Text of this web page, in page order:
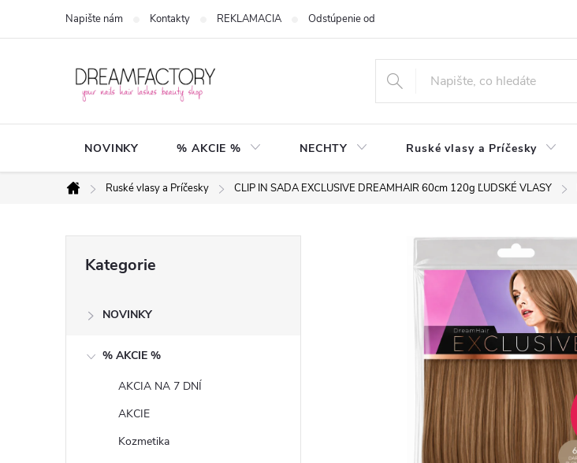
Napište nám Kontakty REKLAMACIA Odstúpenie od zmluvy
NOVINKY % AKCIE % NECHTY Ruské vlasy a Príčesky
Domů
Ruské vlasy a Príčesky CLIP IN SADA EXCLUSIVE DREAMHAIR 60cm 120g ĽUDSKÉ VLASY
kategorie
Kategorie
NOVINKY
% AKCIE %
AKCIA NA 7 DNÍ
AKCIE
Kozmetika